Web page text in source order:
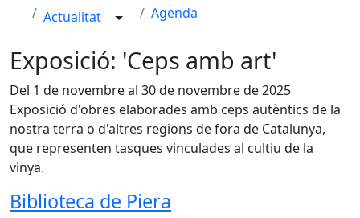
Actualitat Agenda
Exposició: 'Ceps amb art'
Del 1 de novembre al 30 de novembre de 2025
Exposició d'obres elaborades amb ceps autèntics de la
nostra terra o d'altres regions de fora de Catalunya,
que representen tasques vinculades al cultiu de la
vinya.
Biblioteca de Piera